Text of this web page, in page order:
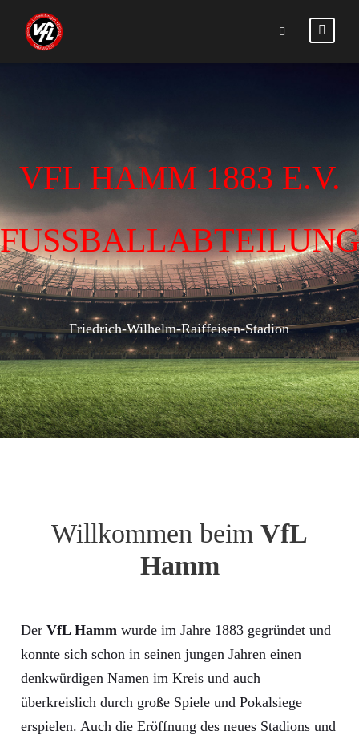
VFL HAMM 1883 E.V.
FUSSBALLABTEILUNG
Friedrich-Wilhelm-Raiffeisen-Stadion
Willkommen beim VfL
Hamm
Der VfL Hamm wurde im Jahre 1883 gegründet und
konnte sich schon in seinen jungen Jahren einen
denkwürdigen Namen im Kreis und auch
überkreislich durch große Spiele und Pokalsiege
erspielen. Auch die Eröffnung des neues Stadions und